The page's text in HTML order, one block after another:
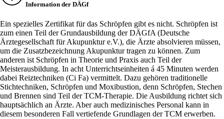
Information der DÄGf
Ein spezielles Zertifikat für das Schröpfen gibt es nicht. Schröpfen ist
zum einen Teil der Grundausbildung der DÄGfA (Deutsche
Ärztegesellschaft für Akupunktur e.V.), die Ärzte absolvieren müssen,
um die Zusatzbezeichnung Akupunktur tragen zu können. Zum
anderen ist Schröpfen in Theorie und Praxis auch Teil der
Meisterausbildung. In acht Unterrichtseinheiten á 45 Minuten werden
dabei Reiztechniken (Ci Fa) vermittelt. Dazu gehören traditionelle
Stichtechniken, Schröpfen und Moxibustion, denn Schröpfen, Stechen
und Brennen sind Teil der TCM-Therapie. Die Ausbildung richtet sich
hauptsächlich an Ärzte. Aber auch medizinisches Personal kann in
diesem besonderen Fall vertiefende Grundlagen der TCM erwerben.